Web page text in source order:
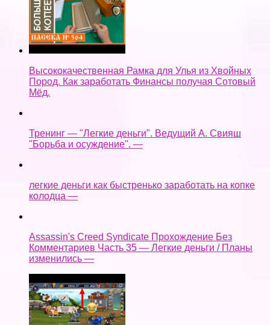
Высококачественная Рамка для Улья из Хвойных
Пород. Как заработать Финансы получая Сотовый
Мёд.
Тренинг — "Легкие деньги". Ведущий А. Свияш
"Борьба и осуждение". —
легкие деньги как быстренько заработать на копке
колодца —
Assassin's Creed Syndicate Прохождение Без
Комментариев Часть 35 — Легкие деньги / Планы
изменились —